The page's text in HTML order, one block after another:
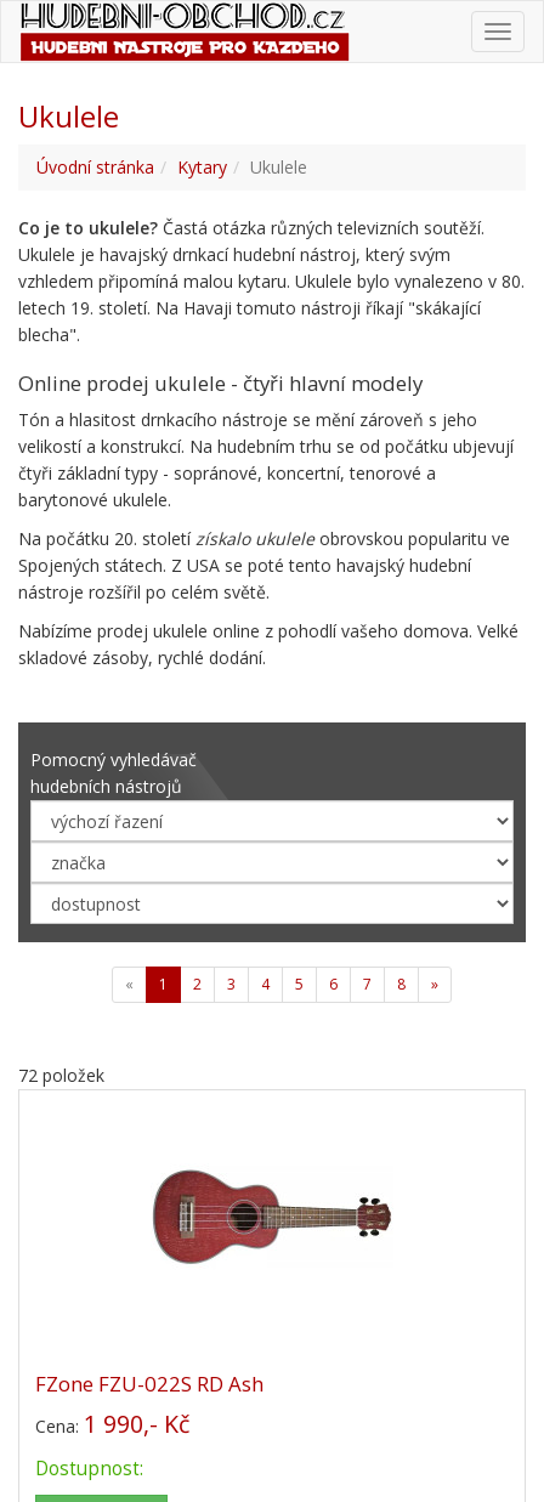
Ukulele
Úvodní stránka Kytary Ukulele
Co je to ukulele? Častá otázka různých televizních soutěží.
Ukulele je havajský drnkací hudební nástroj, který svým
vzhledem připomíná malou kytaru. Ukulele bylo vynalezeno v 80.
letech 19. století. Na Havaji tomuto nástroji říkají "skákající
blecha".
Online prodej ukulele - čtyři hlavní modely
Tón a hlasitost drnkacího nástroje se mění zároveň s jeho
velikostí a konstrukcí. Na hudebním trhu se od počátku ubjevují
čtyři základní typy - sopránové, koncertní, tenorové a
barytonové ukulele.
Na počátku 20. stoletízískalo ukuleleobrovskou popularitu ve
Spojených státech. Z USA se poté tento havajský hudební
nástroje rozšířil po celém světě.
Nabízíme prodej ukulele online z pohodlí vašeho domova. Velké
skladové zásoby, rychlé dodání.
Pomocný vyhledávač
hudebních nástrojů
« 1 2 3 4 5 6 7 8 »
72 položek
FZone FZU-022S RD Ash
Cena: 1 990,- Kč
Dostupnost: